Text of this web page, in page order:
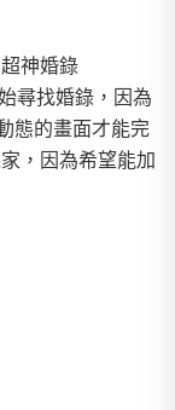
神婚錄
尋找婚錄，因為
態的畫面才能完
，因為希望能加